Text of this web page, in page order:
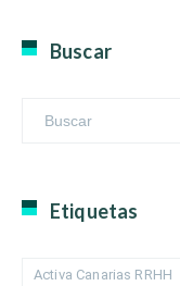
Buscar
Etiquetas
Activa Canarias RRHH